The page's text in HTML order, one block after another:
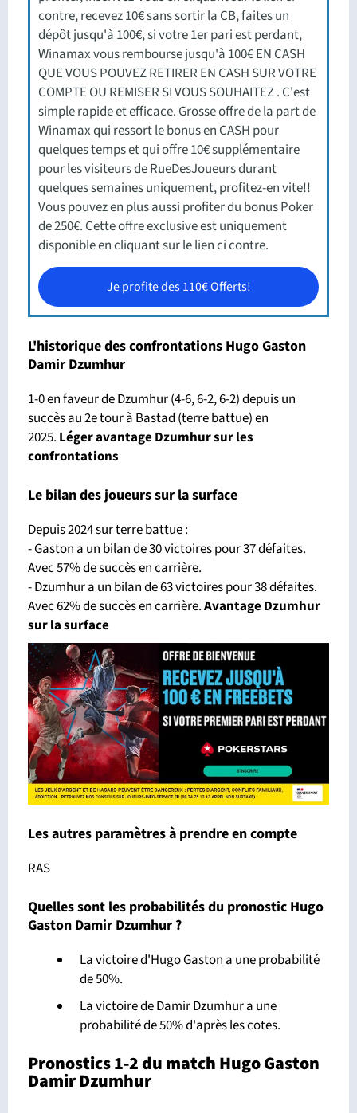
contre, recevez 10€ sans sortir la CB, faites un
dépôt jusqu'à 100€, si votre 1er pari est perdant,
Winamax vous rembourse jusqu'à 100€ EN CASH
QUE VOUS POUVEZ RETIRER EN CASH SUR VOTRE
COMPTE OU REMISER SI VOUS SOUHAITEZ . C'est
simple rapide et efficace. Grosse offre de la part de
Winamax qui ressort le bonus en CASH pour
quelques temps et qui offre 10€ supplémentaire
pour les visiteurs de RueDesJoueurs durant
quelques semaines uniquement, profitez-en vite!!
Vous pouvez en plus aussi profiter du bonus Poker
de 250€. Cette offre exclusive est uniquement
disponible en cliquant sur le lien ci contre.
Je profite des 110€ Offerts!
L'historique des confrontations Hugo Gaston
Damir Dzumhur
1-0 en faveur de Dzumhur (4-6, 6-2, 6-2) depuis un
succès au 2e tour à Bastad (terre battue) en
2025. Léger avantage Dzumhur sur les
confrontations
Le bilan des joueurs sur la surface
Depuis 2024 sur terre battue :
- Gaston a un bilan de 30 victoires pour 37 défaites.
Avec 57% de succès en carrière.
- Dzumhur a un bilan de 63 victoires pour 38 défaites.
Avec 62% de succès en carrière.Avantage Dzumhur
sur la surface
Les autres paramètres à prendre en compte
RAS
Quelles sont les probabilités du pronostic Hugo
Gaston Damir Dzumhur ?
La victoire d'Hugo Gaston a une probabilité
de 50%.
La victoire de Damir Dzumhur a une
probabilité de 50% d'après les cotes.
Pronostics 1-2 du match Hugo Gaston
Damir Dzumhur